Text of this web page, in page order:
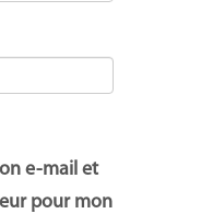
e-mail et
pour mon